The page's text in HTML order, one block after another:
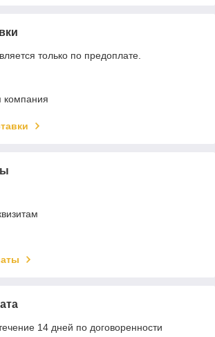
только по предоплате.
компания
14 дней по договоренности